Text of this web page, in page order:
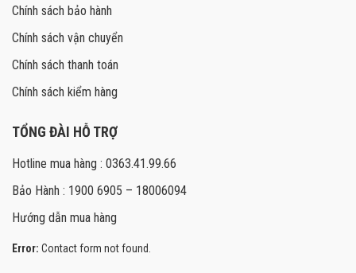
Chính sách bảo hành
Chính sách vận chuyển
Chính sách thanh toán
Chính sách kiểm hàng
TỔNG ĐÀI HỖ TRỢ
Hotline mua hàng : 0363.41.99.66
Bảo Hành : 1900 6905 – 18006094
Hướng dẫn mua hàng
Error: Contact form not found.